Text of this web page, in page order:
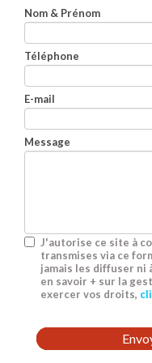
Nom & Prénom
Téléphone
E-mail
Message
J'autorise ce site à
transmises via ce
jamais les diffuser ni
en savoir + sur la
exercer vos droits,
RGPD